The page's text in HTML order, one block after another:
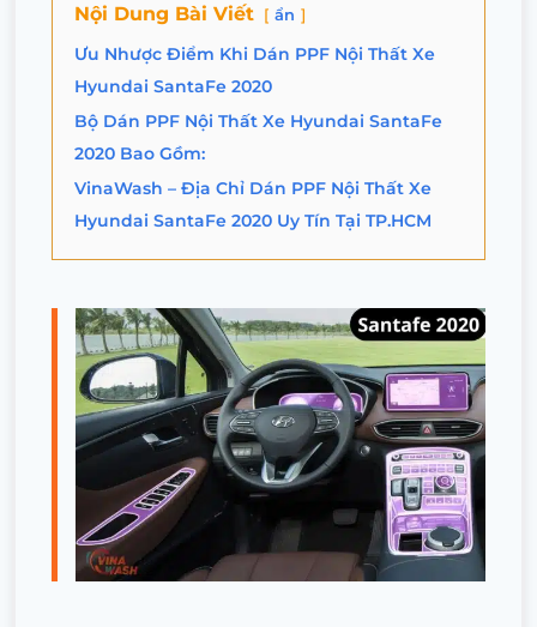
Nội Dung Bài Viết ẩn
Ưu Nhược Điểm Khi Dán PPF Nội Thất Xe
Hyundai SantaFe 2020
Bộ Dán PPF Nội Thất Xe Hyundai SantaFe
2020 Bao Gồm:
VinaWash – Địa Chỉ Dán PPF Nội Thất Xe
Hyundai SantaFe 2020 Uy Tín Tại TP.HCM